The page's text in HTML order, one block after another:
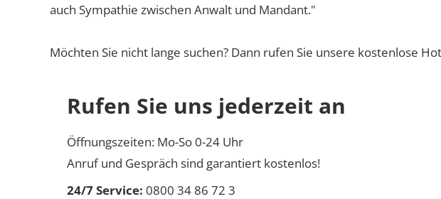
auch Sympathie zwischen Anwalt und Mandant."
Möchten Sie nicht lange suchen? Dann rufen Sie unsere kostenlose
Rufen Sie uns jederzeit an
Öffnungszeiten: Mo-So 0-24 Uhr
Anruf und Gespräch sind garantiert kostenlos!
24/7 Service: 0800 34 86 72 3